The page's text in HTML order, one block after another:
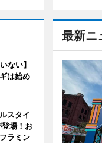
最新ニ
ない】
は始め
スタイ
場！お
ラミン